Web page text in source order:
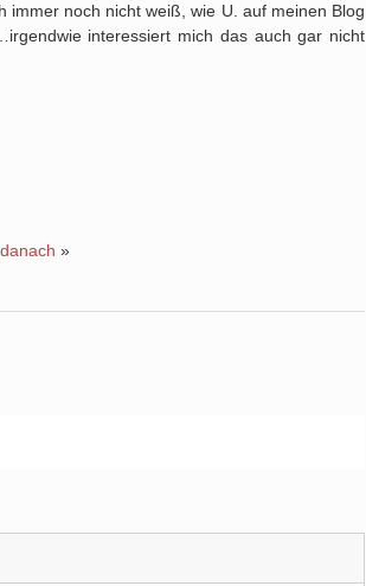
immer noch nicht weiß, wie U. auf meinen Blog
interessiert mich das auch gar nicht
»